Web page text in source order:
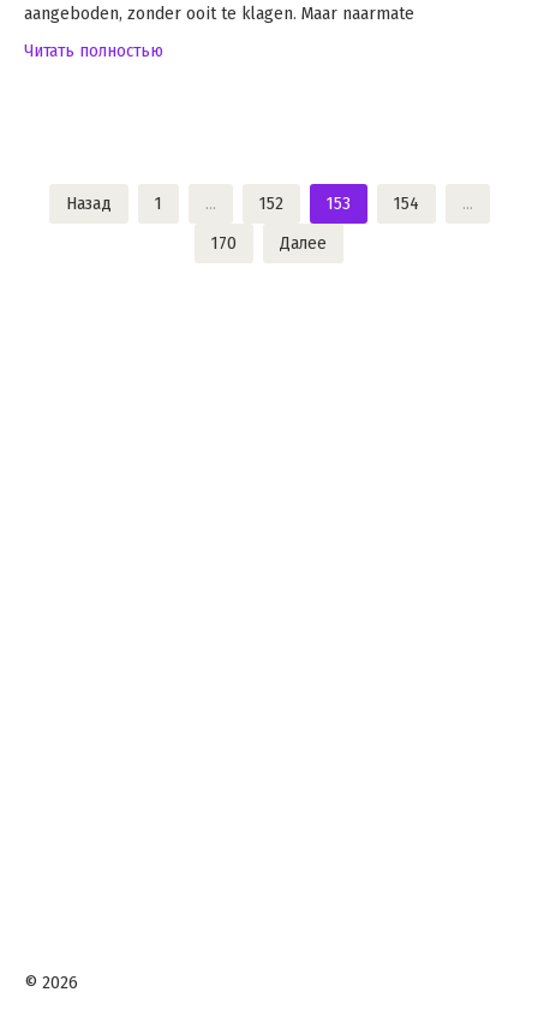
aangeboden, zonder ooit te klagen. Maar naarmate
Читать полностью
Пагинация
записей
Назад 1 … 152 153 154
…
170
Далее
© 2026